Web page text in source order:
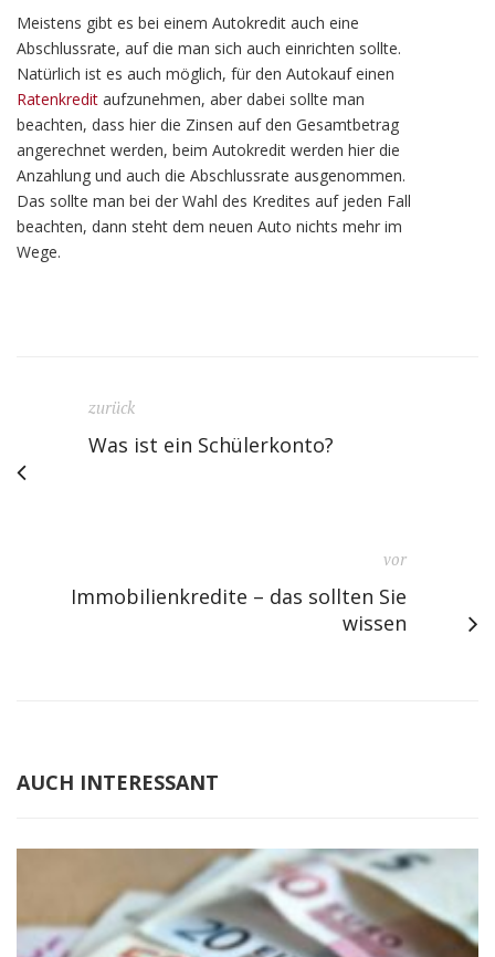
Meistens gibt es bei einem Autokredit auch eine
Abschlussrate, auf die man sich auch einrichten sollte.
Natürlich ist es auch möglich, für den Autokauf einen
Ratenkredit aufzunehmen, aber dabei sollte man
beachten, dass hier die Zinsen auf den Gesamtbetrag
angerechnet werden, beim Autokredit werden hier die
Anzahlung und auch die Abschlussrate ausgenommen.
Das sollte man bei der Wahl des Kredites auf jeden Fall
beachten, dann steht dem neuen Auto nichts mehr im
Wege.
zurück
Was ist ein Schülerkonto?
vor
Immobilienkredite – das sollten Sie
wissen
AUCH INTERESSANT